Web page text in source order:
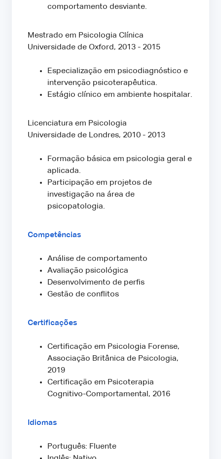
comportamento desviante.
Mestrado em Psicologia Clínica
Universidade de Oxford, 2013 - 2015
Especialização em psicodiagnóstico e
intervenção psicoterapêutica.
Estágio clínico em ambiente hospitalar.
Licenciatura em Psicologia
Universidade de Londres, 2010 - 2013
Formação básica em psicologia geral e
aplicada.
Participação em projetos de
investigação na área de
psicopatologia.
Competências
Análise de comportamento
Avaliação psicológica
Desenvolvimento de perfis
Gestão de conflitos
Certificações
Certificação em Psicologia Forense,
Associação Britânica de Psicologia,
2019
Certificação em Psicoterapia
Cognitivo-Comportamental, 2016
Idiomas
Português: Fluente